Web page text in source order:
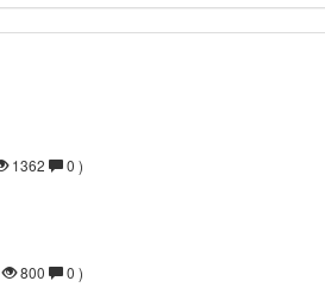
1362 0 )
800 0 )